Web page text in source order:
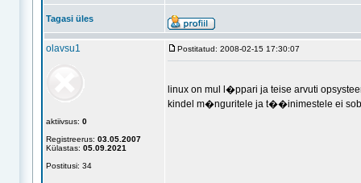
Tagasi üles
olavsu1
aktiivsus: 0
Registreerus: 03.05.2007
Külastas: 05.09.2021
Postitusi: 34
Postitatud: 2008-02-15 17:30:07
linux on mul l�ppari ja teise arvuti
kindel m�nguritele ja t��inimestele ei